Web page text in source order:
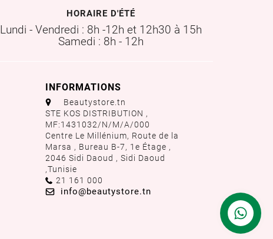
HORAIRE D'ÉTÉ
Lundi - Vendredi : 8h -12h et 12h30 à 15h
Samedi : 8h - 12h
INFORMATIONS
aaa
Beautystore.tn
STE KOS DISTRIBUTION ,
MF:1431032/N/M/A/000
Centre Le Millénium, Route de la
Marsa , Bureau B-7, 1e Étage ,
2046 Sidi Daoud , Sidi Daoud
,Tunisie
Call us:
21 161 000
Email us:
info@beautystore.tn
Contactez
nous